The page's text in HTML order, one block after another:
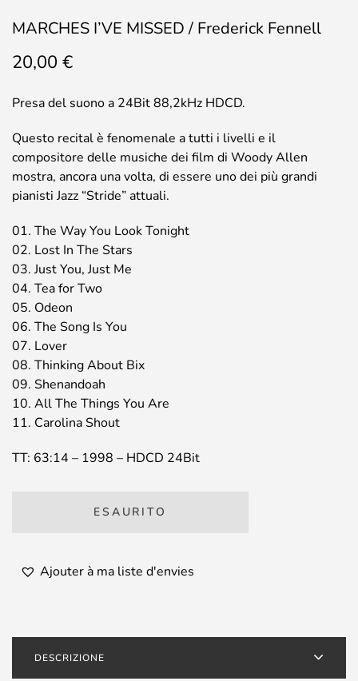
MARCHES I’VE MISSED / Frederick Fennell
20,00 €
Presa del suono a 24Bit 88,2kHz HDCD.
Questo recital è fenomenale a tutti i livelli e il
compositore delle musiche dei film di Woody Allen
mostra, ancora una volta, di essere uno dei più grandi
pianisti Jazz “Stride” attuali.
01. The Way You Look Tonight
02. Lost In The Stars
03. Just You, Just Me
04. Tea for Two
05. Odeon
06. The Song Is You
07. Lover
08. Thinking About Bix
09. Shenandoah
10. All The Things You Are
11. Carolina Shout
TT: 63:14 – 1998 – HDCD 24Bit
ESAURITO
Ajouter à ma liste d'envies
DESCRIZIONE